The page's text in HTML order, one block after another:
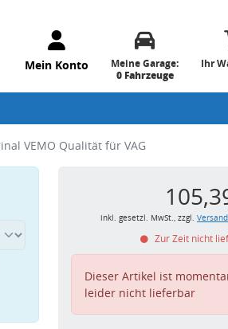
Mein Konto
Meine Garage:
0 Fahrzeuge
Ihr
VEMO Qualität für VAG
inkl. gesetzl. MwSt., zzgl.
Zur Zeit nicht
Dieser Artikel ist
leider nicht lieferbar